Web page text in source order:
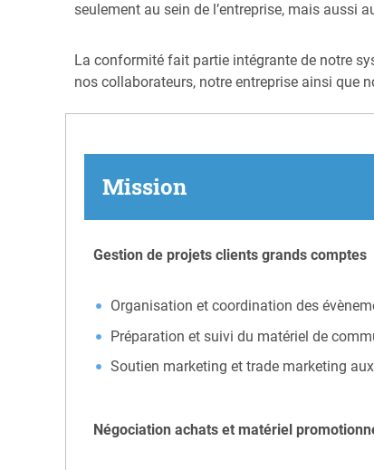
seulement au sein de l’entreprise, mais aussi
La conformité fait partie intégrante de notre
nos collaborateurs, notre entreprise ainsi que
Mission
Gestion de projets clients grands comptes
Organisation et coordination des
Préparation et suivi du matériel de
Soutien marketing et trade marketing
Négociation achats et matériel